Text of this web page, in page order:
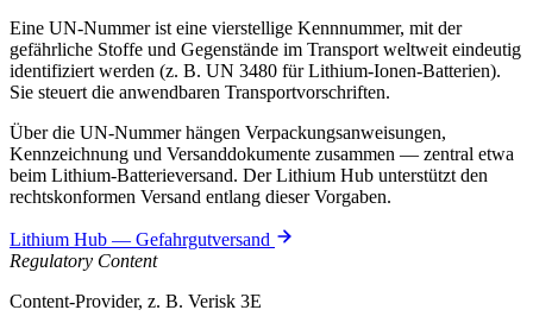
Eine UN-Nummer ist eine vierstellige Kennnummer, mit der
gefährliche Stoffe und Gegenstände im Transport weltweit eindeutig
identifiziert werden (z. B. UN 3480 für Lithium-Ionen-Batterien).
Sie steuert die anwendbaren Transportvorschriften.
Über die UN-Nummer hängen Verpackungsanweisungen,
Kennzeichnung und Versanddokumente zusammen — zentral etwa
beim Lithium-Batterieversand. Der Lithium Hub unterstützt den
rechtskonformen Versand entlang dieser Vorgaben.
Lithium Hub — Gefahrgutversand
Regulatory Content
Content-Provider, z. B. Verisk 3E